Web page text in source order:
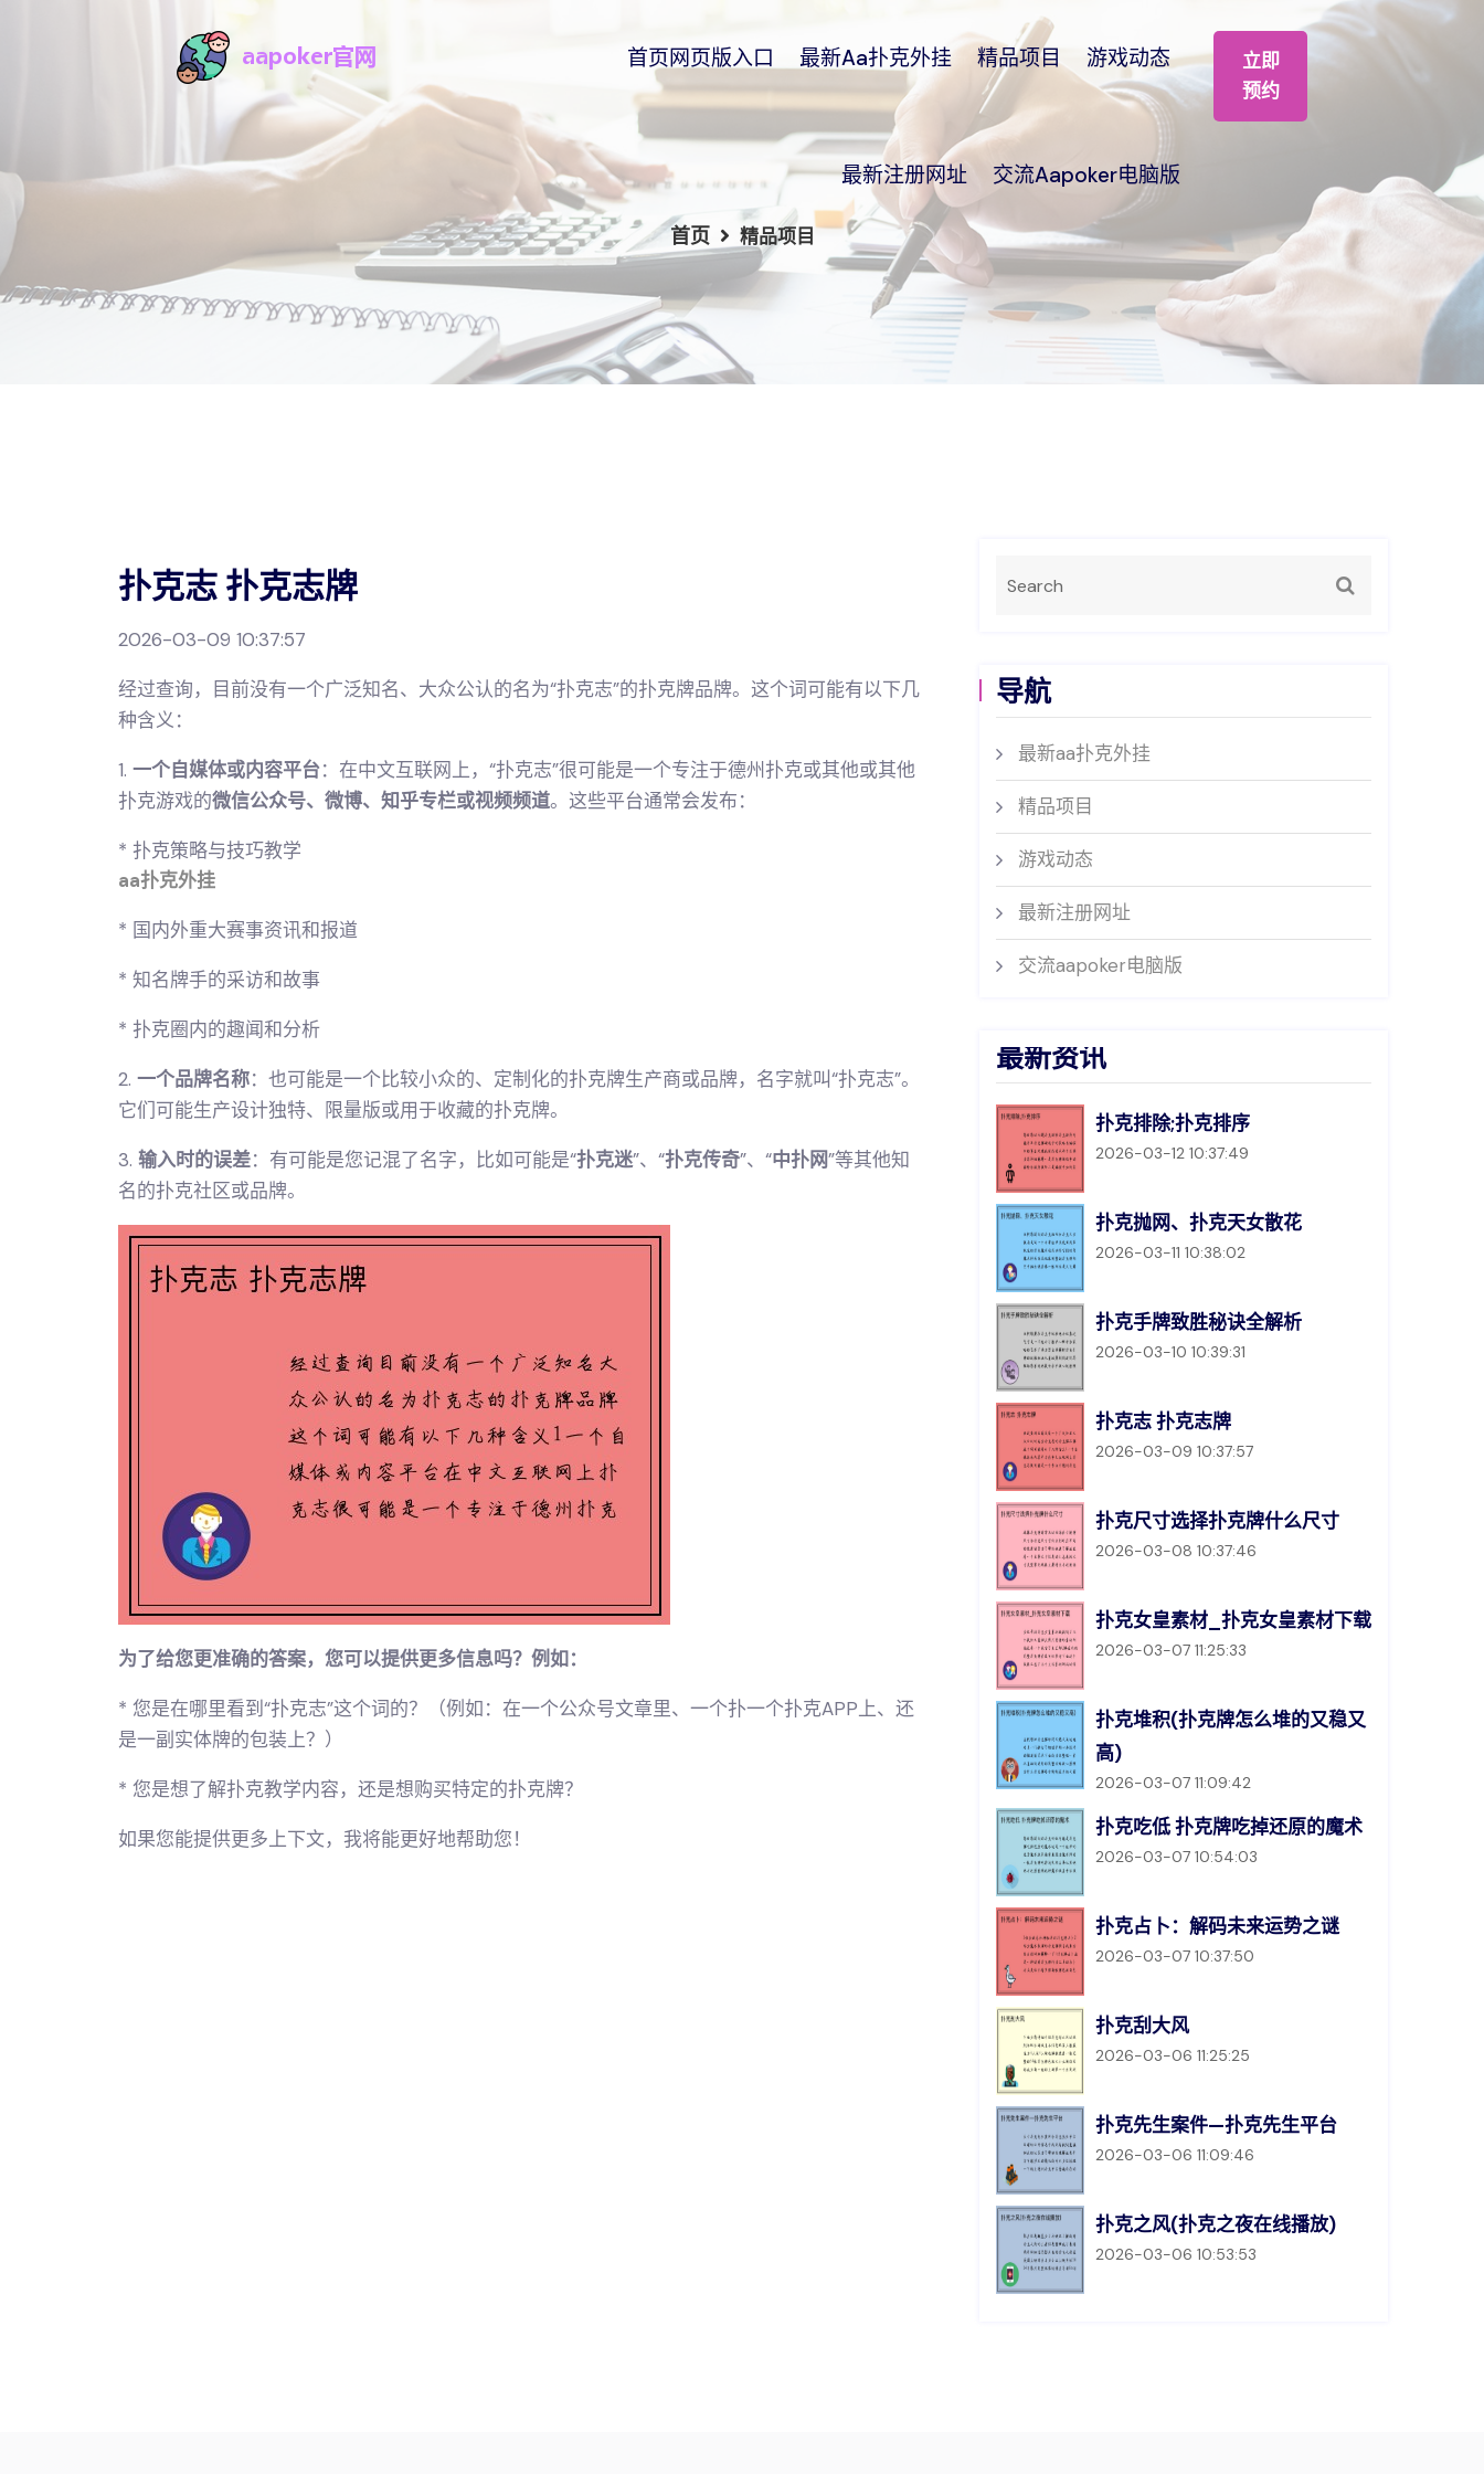
首页网页版入口 最新aa扑克外挂 精品项目 游戏动态
最新注册网址 交流aapoker电脑版
立即
预约
首页 精品项目
扑克志 扑克志牌
2026-03-09 10:37:57
经过查询，目前没有一个广泛知名、大众公认的名为“扑克志”的扑克牌品牌。这个词可能有以下几
种含义：
1. 一个自媒体或内容平台：在中文互联网上，“扑克志”很可能是一个专注于德州扑克或其他或其他
扑克游戏的微信公众号、微博、知乎专栏或视频频道。这些平台通常会发布：
* 扑克策略与技巧教学
aa扑克外挂
* 国内外重大赛事资讯和报道
* 知名牌手的采访和故事
* 扑克圈内的趣闻和分析
2. 一个品牌名称：也可能是一个比较小众的、定制化的扑克牌生产商或品牌，名字就叫“扑克志”。
它们可能生产设计独特、限量版或用于收藏的扑克牌。
3. 输入时的误差：有可能是您记混了名字，比如可能是“扑克迷”、“扑克传奇”、“中扑网”等其他知
名的扑克社区或品牌。
为了给您更准确的答案，您可以提供更多信息吗？例如：
* 您是在哪里看到“扑克志”这个词的？（例如：在一个公众号文章里、一个扑一个扑克APP上、还
是一副实体牌的包装上？）
* 您是想了解扑克教学内容，还是想购买特定的扑克牌？
如果您能提供更多上下文，我将能更好地帮助您！
导航
最新aa扑克外挂
精品项目
游戏动态
最新注册网址
交流aapoker电脑版
最新资讯
扑克排除;扑克排序
2026-03-12 10:37:49
扑克抛网、扑克天女散花
2026-03-11 10:38:02
扑克手牌致胜秘诀全解析
2026-03-10 10:39:31
扑克志 扑克志牌
2026-03-09 10:37:57
扑克尺寸选择扑克牌什么尺寸
2026-03-08 10:37:46
扑克女皇素材_扑克女皇素材下载
2026-03-07 11:25:33
扑克堆积(扑克牌怎么堆的又稳又
高)
2026-03-07 11:09:42
扑克吃低 扑克牌吃掉还原的魔术
2026-03-07 10:54:03
扑克占卜：解码未来运势之谜
2026-03-07 10:37:50
扑克刮大风
2026-03-06 11:25:25
扑克先生案件—扑克先生平台
2026-03-06 11:09:46
扑克之风(扑克之夜在线播放)
2026-03-06 10:53:53